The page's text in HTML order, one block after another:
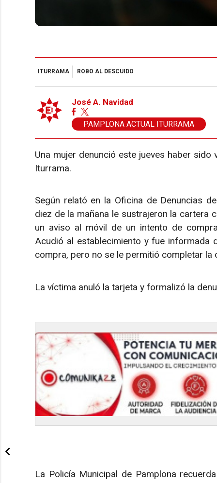
ITURRAMA ROBO AL DESCUIDO
José A. Navidad
PAMPLONA ACTUAL ITURRAMA
Una mujer denunció este jueves haber
Iturrama.
Según relató en la Oficina de Denuncias
diez de la mañana le sustrajeron la cartera
un aviso al móvil de un intento de
Acudió al establecimiento y fue informada
compra, pero no se le permitió completar la
La víctima anuló la tarjeta y formalizó la
La Policía Municipal de Pamplona